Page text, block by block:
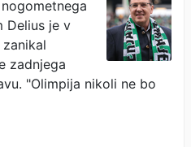
Delius je v
zadnjega
"Olimpija nikoli ne bo